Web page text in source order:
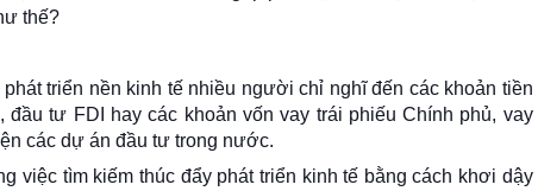
thế?
triển nền kinh tế nhiều người chỉ nghĩ đến các khoản tiền
tư FDI hay các khoản vốn vay trái phiếu Chính phủ, vay
các dự án đầu tư trong nước.
việc tìm kiếm thúc đẩy phát triển kinh tế bằng cách khơi dậy